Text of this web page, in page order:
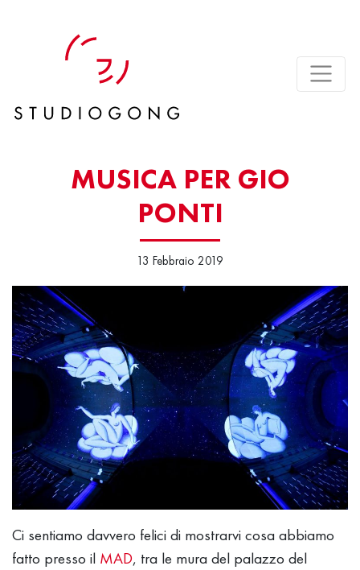
MUSICA PER GIO
PONTI
13 Febbraio 2019
Ci sentiamo davvero felici di mostrarvi cosa abbiamo
fatto presso il MAD, tra le mura del palazzo del